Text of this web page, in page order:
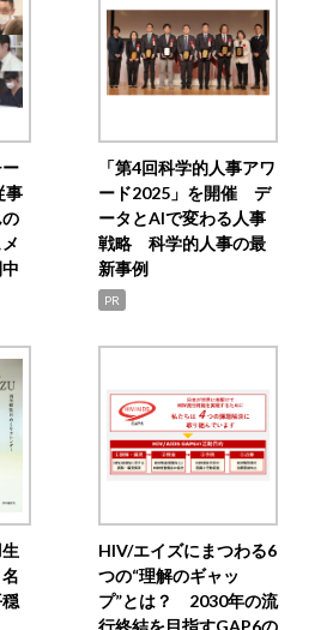
事
「第4回科学的人事アワ
ード2025」を開催 デ
ータとAIで変わる人事
戦略 科学的人事の最
新事例
PR
HIV/エイズにまつわる6
つの“理解のギャッ
プ”とは？ 2030年の流
行終結を目指すGAP6の